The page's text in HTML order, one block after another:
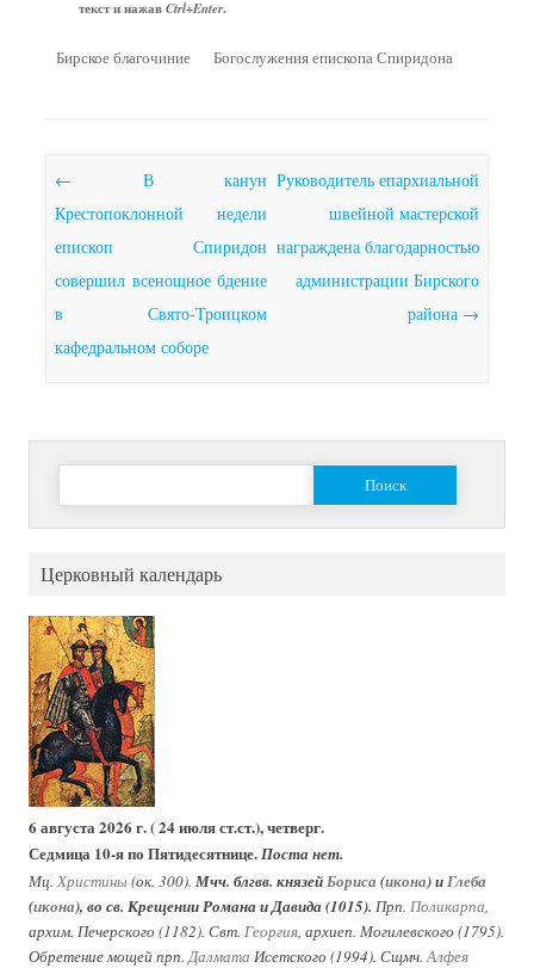
текст и нажавCtrl+Enter.
Бирское благочиние Богослужения епископа Спиридона
Почтовая навигация
← В канун
Крестопоклонной недели
епископ Спиридон
совершил всенощное бдение
в Свято-Троицком
кафедральном соборе
Руководитель епархиальной
швейной мастерской
награждена благодарностью
администрации Бирского
района →
Найти:
Церковный календарь
6 августа 2026 г. ( 24 июля ст.ст.), четверг.
Седмица 10-я по Пятидесятнице.Поста нет.
Мц. Христины(ок. 300). Мчч. блгвв. князейБориса (икона) иГлеба
(икона), во св. Крещении Романа и Давида (1015). Прп. Поликарпа,
архим. Печерского (1182). Свт. Георгия, архиеп. Могилевского (1795).
Обретение мощей прп.Далмата Исетского (1994). Сщмч.Алфея